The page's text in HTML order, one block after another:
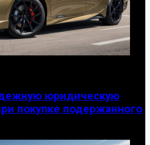
юридическую
покупке подержанного